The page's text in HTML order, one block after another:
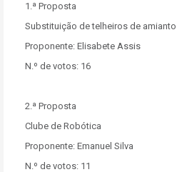
1.ª Proposta
Substituição de telheiros de amianto
Proponente: Elisabete Assis
N.º de votos: 16
2.ª Proposta
Clube de Robótica
Proponente: Emanuel Silva
N.º de votos: 11